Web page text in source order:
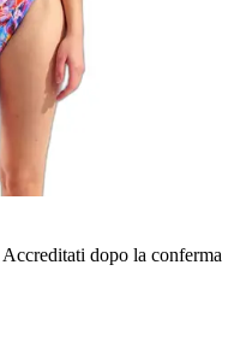
Accreditati dopo la conferma